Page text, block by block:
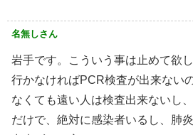
名無しさん
岩手です。こういう事は止めて欲
行かなければPCR検査が出来ない
なくても遠い人は検査出来ないし
だけで、絶対に感染者いるし、肺